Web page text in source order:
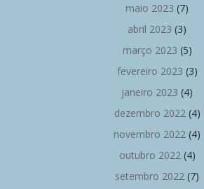
maio 2023 (7)
abril 2023 (3)
março 2023 (5)
fevereiro 2023 (3)
janeiro 2023 (4)
dezembro 2022 (4)
novembro 2022 (4)
outubro 2022 (4)
setembro 2022 (7)